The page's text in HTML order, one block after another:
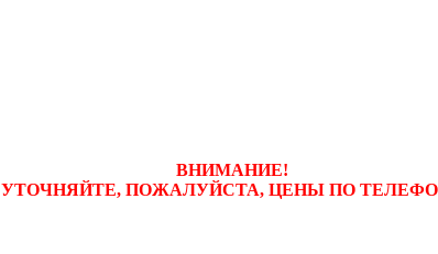
ВНИМАНИЕ!
УТОЧНЯЙТЕ, ПОЖАЛУЙСТА, ЦЕНЫ ПО